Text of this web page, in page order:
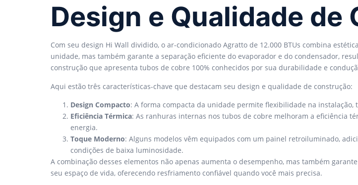
Design e Qualidade de
Com seu design Hi Wall dividido, o ar-condicionado Agratto de 12.000 BTUs combina
unidade, mas também garante a separação eficiente do evaporador e do condensador,
construção que apresenta tubos de cobre 100% conhecidos por sua durabilidade e
Aqui estão três características-chave que destacam seu design e qualidade de construção:
Design Compacto: A forma compacta da unidade permite flexibilidade na
Eficiência Térmica: As ranhuras internas nos tubos de cobre melhoram a eficiência
energia.
Toque Moderno: Alguns modelos vêm equipados com um painel retroiluminado,
condições de baixa luminosidade.
A combinação desses elementos não apenas aumenta o desempenho, mas também
seu espaço de vida, oferecendo resfriamento confiável quando você mais precisa.